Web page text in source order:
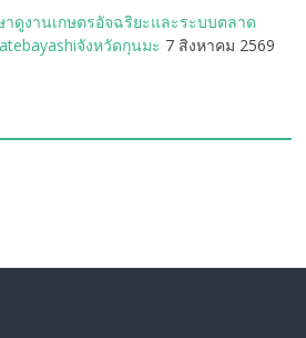
ดูงานเกษตรอัจฉริยะและระบบตลาด
จังหวัดกุนมะ 7 สิงหาคม 2569